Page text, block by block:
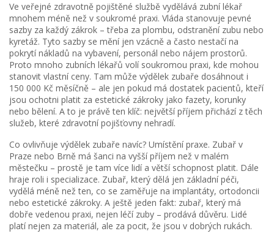
Ve veřejné zdravotně pojištěné službě vydělává zubní lékař
mnohem méně než v soukromé praxi. Vláda stanovuje pevné
sazby za každý zákrok – třeba za plombu, odstranění zubu nebo
kyretáž. Tyto sazby se mění jen vzácně a často nestačí na
pokrytí nákladů na vybavení, personál nebo nájem prostorů.
Proto mnoho zubních lékařů volí soukromou praxi, kde mohou
stanovit vlastní ceny. Tam může výdělek zubaře dosáhnout i
150 000 Kč měsíčně – ale jen pokud má dostatek pacientů, kteří
jsou ochotni platit za estetické zákroky jako fazety, korunky
nebo bělení. A to je právě ten klíč: největší příjem přichází z těch
služeb, které zdravotní pojišťovny nehradí.
Co ovlivňuje výdělek zubaře navíc? Umístění praxe. Zubař v
Praze nebo Brně má šanci na vyšší příjem než v malém
městečku – prostě je tam více lidí a větší schopnost platit. Dále
hraje roli i specializace. Zubař, který dělá jen základní péči,
vydělá méně než ten, co se zaměřuje na implantáty, ortodoncii
nebo estetické zákroky. A ještě jeden fakt: zubař, který má
dobře vedenou praxi, nejen léčí zuby – prodává důvěru. Lidé
platí nejen za materiál, ale za pocit, že jsou v dobrých rukách.